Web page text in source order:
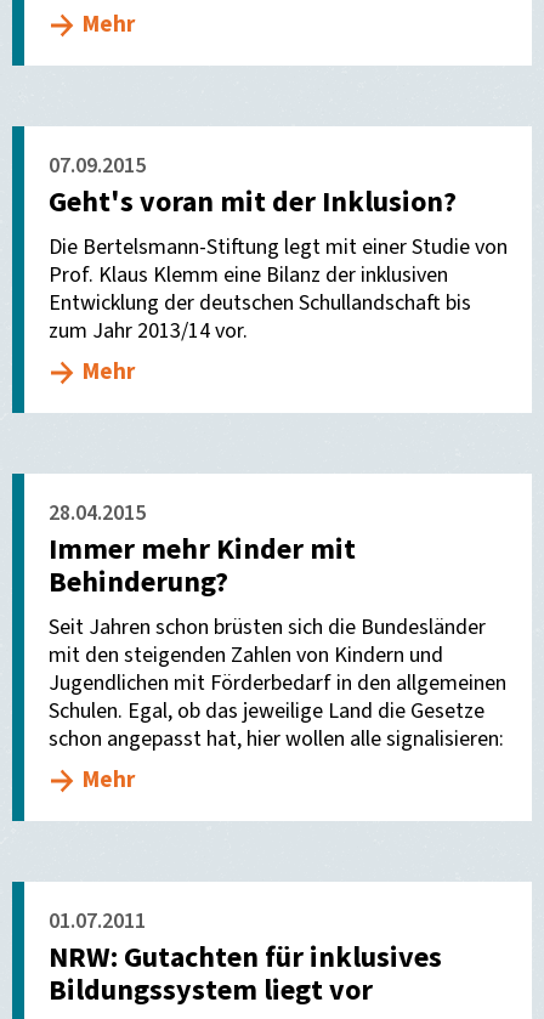
Mehr
07.09.2015
Geht's voran mit der Inklusion?
Die Bertelsmann-Stiftung legt mit einer Studie von
Prof. Klaus Klemm eine Bilanz der inklusiven
Entwicklung der deutschen Schullandschaft bis
zum Jahr 2013/14 vor.
Mehr
28.04.2015
Immer mehr Kinder mit
Behinderung?
Seit Jahren schon brüsten sich die Bundesländer
mit den steigenden Zahlen von Kindern und
Jugendlichen mit Förderbedarf in den allgemeinen
Schulen. Egal, ob das jeweilige Land die Gesetze
schon angepasst hat, hier wollen alle signalisieren:
Mehr
01.07.2011
NRW: Gutachten für inklusives
Bildungssystem liegt vor